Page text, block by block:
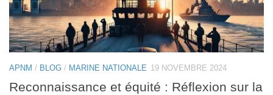
APNM / BLOG / MARINE NATIONALE 19 NOVEMBRE 2024
Reconnaissance et équité : Réflexion sur la